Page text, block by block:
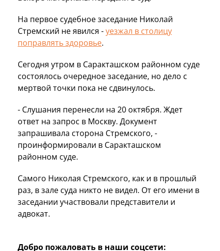
На первое судебное заседание Николай
Стремский не явился -уезжал в столицу
поправлять здоровье.
Сегодня утром в Саракташском районном суде
состоялось очередное заседание, но дело с
мертвой точки пока не сдвинулось.
- Слушания перенесли на 20 октября. Ждет
ответ на запрос в Москву. Документ
запрашивала сторона Стремского, -
проинформировали в Саракташском
районном суде.
Самого Николая Стремского, как и в прошлый
раз, в зале суда никто не видел. От его имени в
заседании участвовали представители и
адвокат.
Добро пожаловать в наши соцсети: